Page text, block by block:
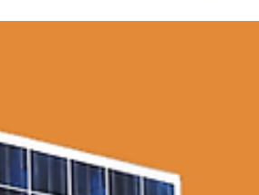
Y REFRIGERACIÓN
ENERGÍA SOLAR
Y COMPONENTES SOLARES
TECNOLÓGICOS PARA OFICINA E